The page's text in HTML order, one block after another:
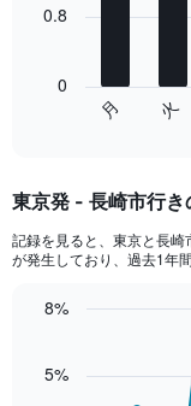
Range:
The
Range:
7
categories.
chart
月 火
0
0.8
東京発 - 長崎市行き
記録を見ると、東京と長
が発生しており、過去1年
with
5%
8%